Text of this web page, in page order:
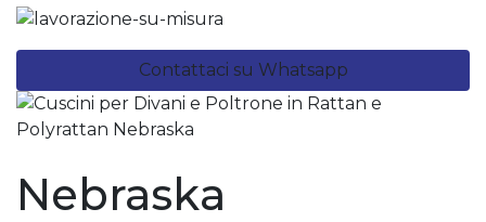
Contattaci su Whatsapp
Nebraska